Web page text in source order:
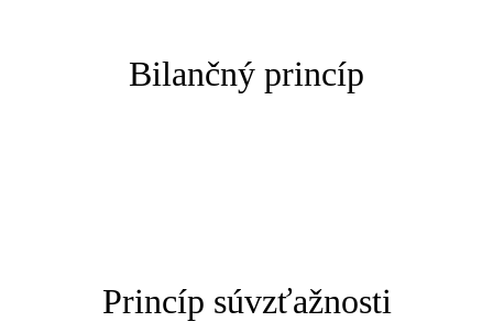
Bilančný princíp
Princíp súvzťažnosti